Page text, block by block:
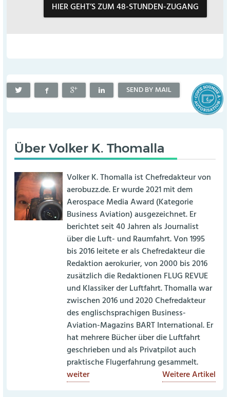
HIER GEHT’S ZUM 48-STUNDEN-ZUGANG
SEND BY MAIL
ÜberVolker K. Thomalla
Volker K. Thomalla ist Chefredakteur von
aerobuzz.de. Er wurde 2021 mit dem
Aerospace Media Award (Kategorie
Business Aviation) ausgezeichnet. Er
berichtet seit 40 Jahren als Journalist
über die Luft- und Raumfahrt. Von 1995
bis 2016 leitete er als Chefredakteur die
Redaktion aerokurier, von 2000 bis 2016
zusätzlich die Redaktionen FLUG REVUE
und Klassiker der Luftfahrt. Thomalla war
zwischen 2016 und 2020 Chefredakteur
des englischsprachigen Business-
Aviation-Magazins BART International. Er
hat mehrere Bücher über die Luftfahrt
geschrieben und als Privatpilot auch
praktische Flugerfahrung gesammelt.
weiter
Weitere Artikel